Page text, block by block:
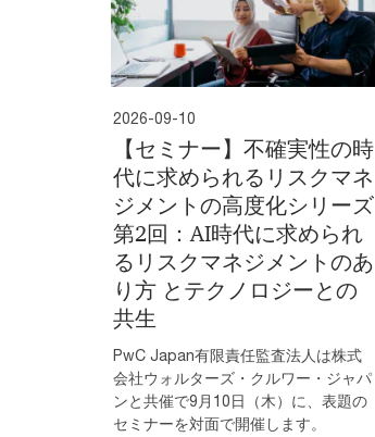
2026-09-10
【セミナー】不確実性の時
代に求められるリスクマネ
ジメントの高度化シリーズ
第2回：AI時代に求められ
るリスクマネジメントのあ
り方 とテクノロジーとの
共生
PwC Japan有限責任監査法人は株式
会社ウォルターズ・クルワー・ジャパ
ンと共催で9月10日（木）に、表題の
セミナーを対面で開催します。